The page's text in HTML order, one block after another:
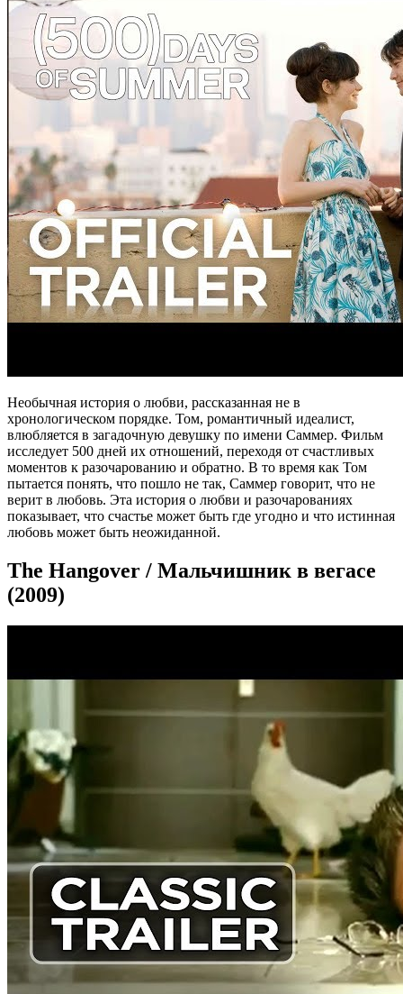
Необычная история о любви, рассказанная не в
хронологическом порядке. Том, романтичный идеалист,
влюбляется в загадочную девушку по имени Саммер. Фильм
исследует 500 дней их отношений, переходя от счастливых
моментов к разочарованию и обратно. В то время как Том
пытается понять, что пошло не так, Саммер говорит, что не
верит в любовь. Эта история о любви и разочарованиях
показывает, что счастье может быть где угодно и что истинная
любовь может быть неожиданной.
The Hangover / Мальчишник в вегасе
(2009)